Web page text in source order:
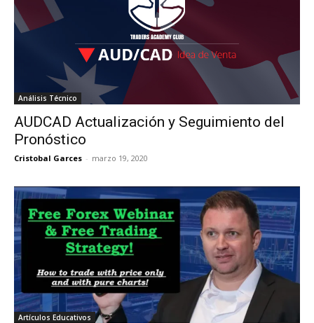
Análisis Técnico
AUDCAD Actualización y Seguimiento del
Pronóstico
Cristobal Garces - marzo 19, 2020
Artículos Educativos